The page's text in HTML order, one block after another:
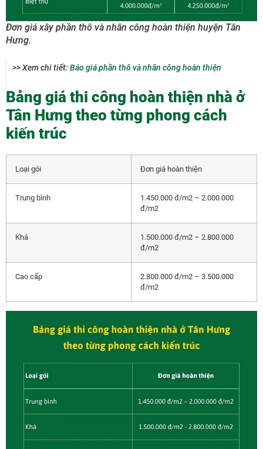
Đơn giá xây phần thô và nhân công hoàn thiện huyện Tân
Hưng.
>> Xem chi tiết: Báo giá phần thô và nhân công hoàn thiện
Bảng giá thi công hoàn thiện nhà ở
Tân Hưng theo từng phong cách
kiến trúc
Loại gói Đơn giá hoàn thiện
Trung bình
1.450.000 đ/m2 – 2.000.000
đ/m2
Khá
1.500.000 đ/m2 – 2.800.000
đ/m2
Cao cấp
2.800.000 đ/m2 – 3.500.000
đ/m2